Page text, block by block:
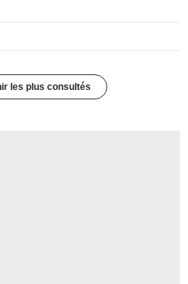
les plus consultés